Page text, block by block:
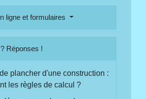
ligne et formulaires
Réponses !
plancher d'une construction :
les règles de calcul ?